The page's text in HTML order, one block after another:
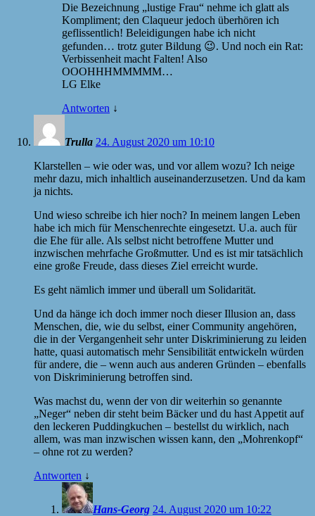
Die Bezeichnung „lustige Frau“ nehme ich glatt als
Kompliment; den Claqueur jedoch überhören ich
geflissentlich! Beleidigungen habe ich nicht
gefunden… trotz guter Bildung 😉. Und noch ein Rat:
Verbissenheit macht Falten! Also
OOOHHHMMMMM…
LG Elke
Antworten ↓
Trulla 24. August 2020 um 10:10
Klarstellen – wie oder was, und vor allem wozu? Ich neige
mehr dazu, mich inhaltlich auseinanderzusetzen. Und da kam
ja nichts.
Und wieso schreibe ich hier noch? In meinem langen Leben
habe ich mich für Menschenrechte eingesetzt. U.a. auch für
die Ehe für alle. Als selbst nicht betroffene Mutter und
inzwischen mehrfache Großmutter. Und es ist mir tatsächlich
eine große Freude, dass dieses Ziel erreicht wurde.
Es geht nämlich immer und überall um Solidarität.
Und da hänge ich doch immer noch dieser Illusion an, dass
Menschen, die, wie du selbst, einer Community angehören,
die in der Vergangenheit sehr unter Diskriminierung zu leiden
hatte, quasi automatisch mehr Sensibilität entwickeln würden
für andere, die – wenn auch aus anderen Gründen – ebenfalls
von Diskriminierung betroffen sind.
Was machst du, wenn der von dir weiterhin so genannte
„Neger“ neben dir steht beim Bäcker und du hast Appetit auf
den leckeren Puddingkuchen – bestellst du wirklich, nach
allem, was man inzwischen wissen kann, den „Mohrenkopf“
– ohne rot zu werden?
Antworten ↓
Hans-Georg 24. August 2020 um 10:22